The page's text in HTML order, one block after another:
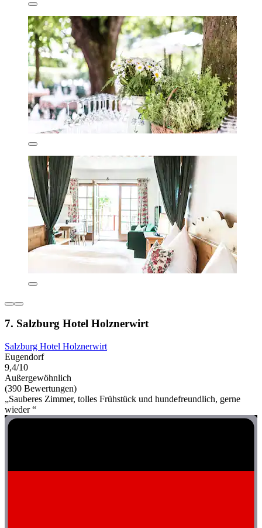
7. Salzburg Hotel Holznerwirt
Salzburg Hotel Holznerwirt
Eugendorf
9,4/10
Außergewöhnlich
(390 Bewertungen)
„Sauberes Zimmer, tolles Frühstück und hundefreundlich, gerne
wieder “